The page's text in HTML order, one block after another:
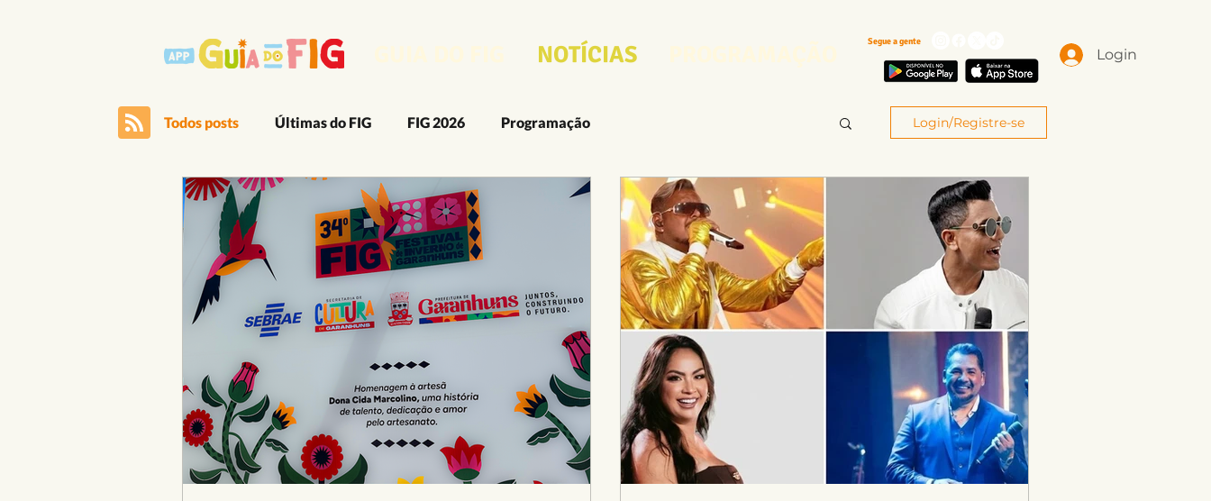
NOTÍCIAS Segue a gente
Login
Todos posts Últimas do FIG FIG 2026 Programação
Outro Lado Massa do Festival FIG 2025 O Guia do FIG FIG 2024
Editais Artes Circenses Artesanato Audiovisual
Cultura Popular Fotografia Gastronomia
Literatura Música Patrimônio Cultural Teatro Formação | Oficinas
Opinião Pra Ficar de Olho Publi FIG 2023 FIG 2022 Atrações
Login/Registre-se